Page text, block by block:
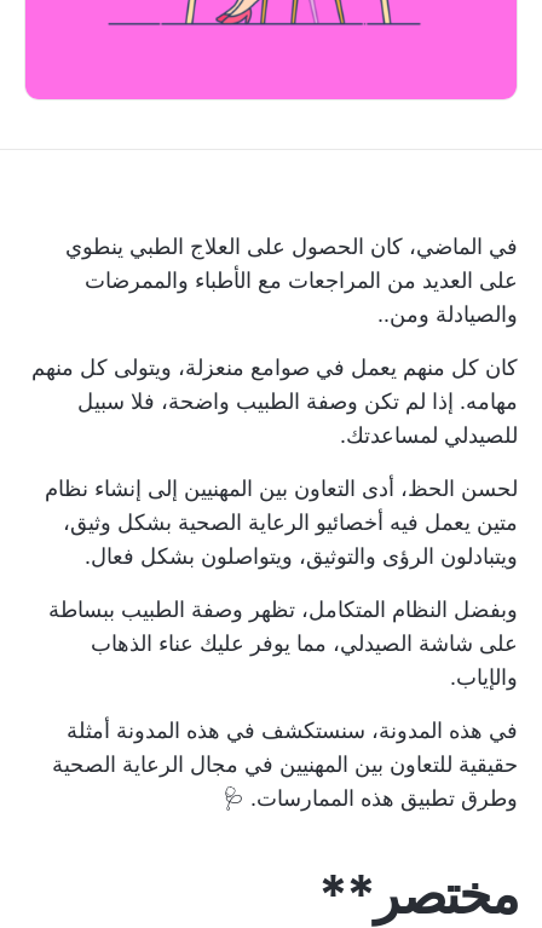
في الماضي، كان الحصول على العلاج الطبي ينطوي
على العديد من المراجعات مع الأطباء والممرضات
والصيادلة ومن..
كان كل منهم يعمل في صوامع منعزلة، ويتولى كل منهم
مهامه. إذا لم تكن وصفة الطبيب واضحة، فلا سبيل
للصيدلي لمساعدتك.
لحسن الحظ، أدى التعاون بين المهنيين إلى إنشاء نظام
متين يعمل فيه أخصائيو الرعاية الصحية بشكل وثيق،
ويتبادلون الرؤى والتوثيق، ويتواصلون بشكل فعال.
وبفضل النظام المتكامل، تظهر وصفة الطبيب ببساطة
على شاشة الصيدلي، مما يوفر عليك عناء الذهاب
والإياب.
في هذه المدونة، سنستكشف في هذه المدونة أمثلة
حقيقية للتعاون بين المهنيين في مجال الرعاية الصحية
وطرق تطبيق هذه الممارسات. 🩺
مختصر**